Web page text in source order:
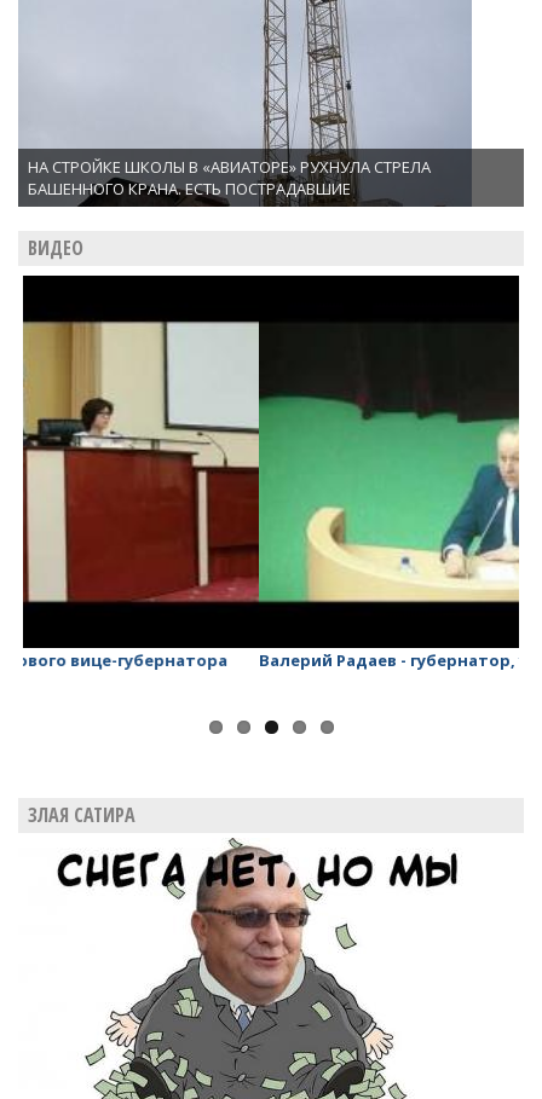
НА СТРОЙКЕ ШКОЛЫ В «АВИАТОРЕ» РУХНУЛА СТРЕЛА
БАШЕННОГО КРАНА. ЕСТЬ ПОСТРАДАВШИЕ
ВИДЕО
Валерий Радаев - губернатор, у которого ничего нет!
ЗЛАЯ САТИРА